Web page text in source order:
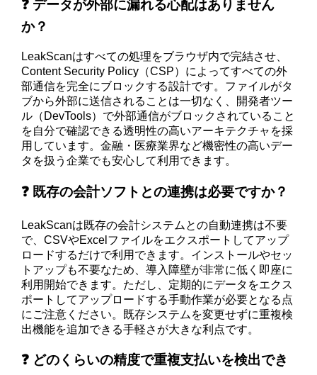
❓ データが外部に漏れる心配はありません
か？
LeakScanはすべての処理をブラウザ内で完結させ、
Content Security Policy（CSP）によってすべての外
部通信を完全にブロックする設計です。ファイルがタ
ブから外部に送信されることは一切なく、開発者ツー
ル（DevTools）で外部通信がブロックされていること
を自分で確認できる透明性の高いアーキテクチャを採
用しています。金融・医療業界など機密性の高いデー
タを扱う企業でも安心して利用できます。
❓ 既存の会計ソフトとの連携は必要ですか？
LeakScanは既存の会計システムとの自動連携は不要
で、CSVやExcelファイルをエクスポートしてアップ
ロードするだけで利用できます。インストールやセッ
トアップも不要なため、導入障壁が非常に低く即座に
利用開始できます。ただし、定期的にデータをエクス
ポートしてアップロードする手動作業が必要となる点
にご注意ください。既存システムを変更せずに重複検
出機能を追加できる手軽さが大きな利点です。
❓ どのくらいの精度で重複支払いを検出でき